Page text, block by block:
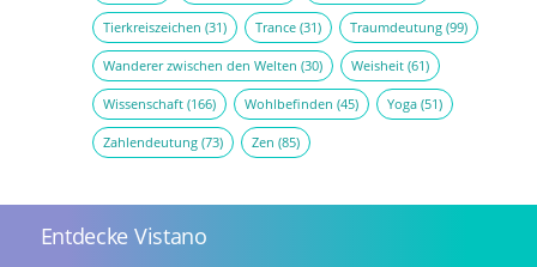
Tierkreiszeichen (31) Trance(31) Traumdeutung(99)
Wanderer zwischen den Welten (30) Weisheit(61)
Wissenschaft(166) Wohlbefinden (45) Yoga(51)
Zahlendeutung(73) Zen (85)
Entdecke Vistano